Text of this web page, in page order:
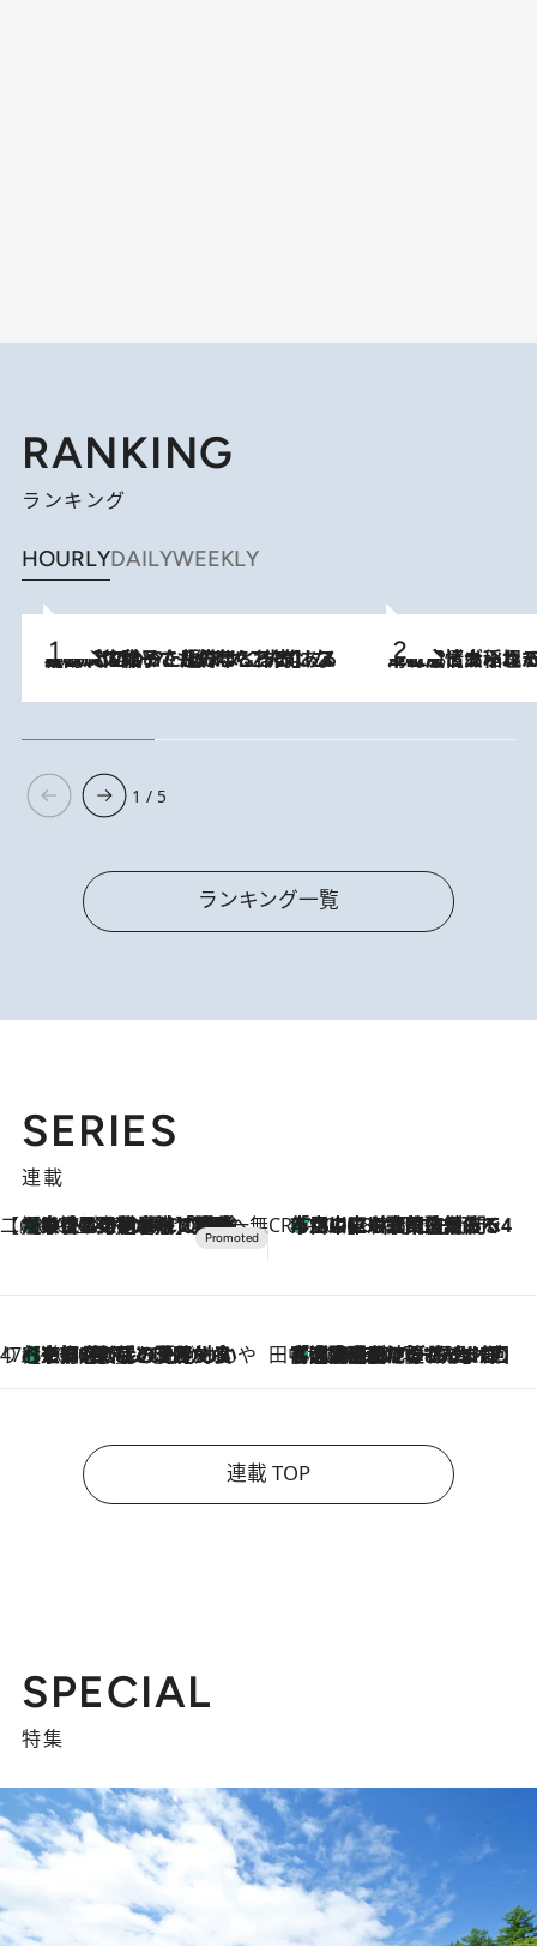
RANKING
ランキング
HOURLYDAILYWEEKLY
2026.8.5
【阿川佐和子さんの年とる力】なぜ70代で始めた趣味は“こんなに楽しい”のか？ ピアノ、俳句…スランプに陥っても続けられる“ある秘訣”とは 2026.8.5
下町風情あふれる台北屈指の人気エリア・大稲埕でセンスのいい台湾土産《ヴ
1 / 5
ランキング一覧
SERIES
連載
【CREA×星野リゾート】唯一無二。癒しと発見が待つ場所へ
2026.8.7
【トンボの足水浴】ヒノキの香りに包まれて涼感マックス！約13℃の湧水かけ流しを避暑地「星野温泉 トンボの湯」で体験 CREA'S CHOICE
2026.8.7
「立川にも歌舞伎があるんだよ」 片岡仁左衛門・市川中車ら豪華座組みで4年目の立川立飛歌舞伎へ
47都道府県の手みやげ ひんやりスイーツで夏を満喫
2026.8.7
【京都府】この夏絶対食べたい 冷やしておいしいおやつ3選 ひと口目から心を掴む新緑のテリーヌ 田中稲の勝手に再ブーム
2026.8.7
「湘南乃風に憧れて」観客大盛上がりの“タオル回し”に、ラッパー顔負けの高速歌唱まで…さだまさし（74）のアグレッシブすぎる現在地
連載 TOP
SPECIAL
特集